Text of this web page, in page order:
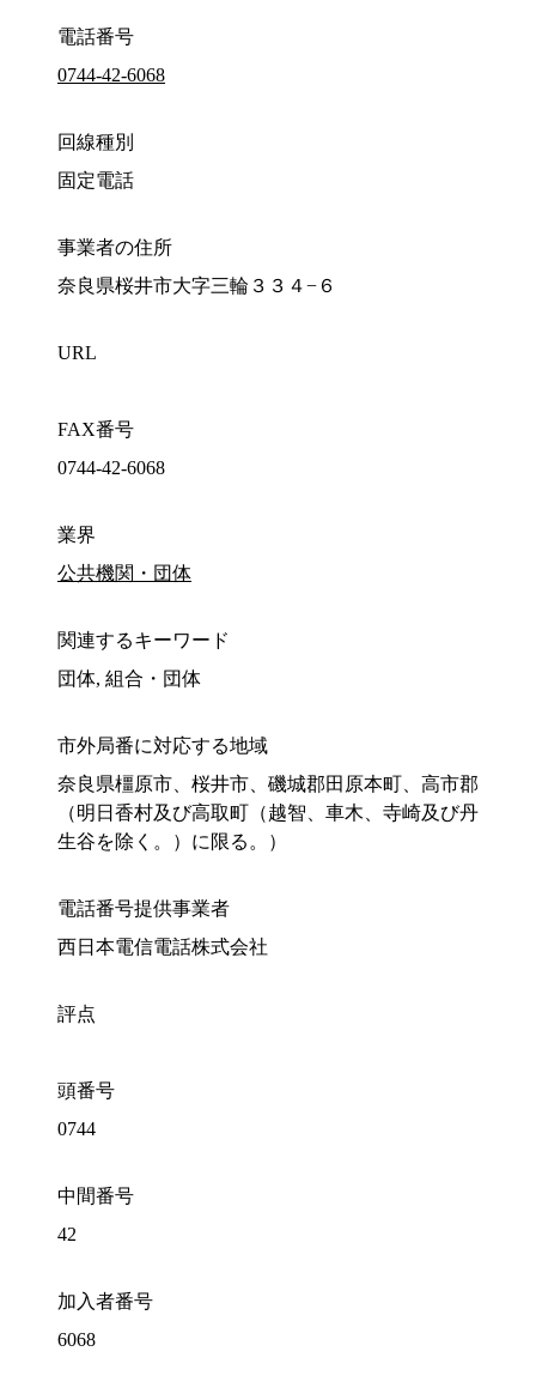
電話番号
0744-42-6068
回線種別
固定電話
事業者の住所
奈良県桜井市大字三輪３３４−６
URL
FAX番号
0744-42-6068
業界
公共機関・団体
関連するキーワード
団体, 組合・団体
市外局番に対応する地域
奈良県橿原市、桜井市、磯城郡田原本町、高市郡
（明日香村及び高取町（越智、車木、寺崎及び丹
生谷を除く。）に限る。）
電話番号提供事業者
西日本電信電話株式会社
評点
頭番号
0744
中間番号
42
加入者番号
6068